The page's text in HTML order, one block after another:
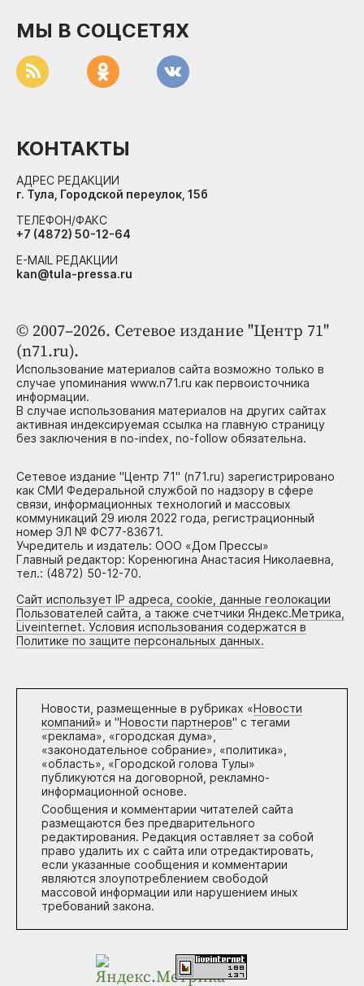
© 2007–2026. Сетевое издание "Центр 71"
(n71.ru).
Использование материалов сайта возможно только в
случае упоминания www.n71.ru как первоисточника
информации.
В случае использования материалов на других сайтах
активная индексируемая ссылка на главную страницу
без заключения в no-index, no-follow обязательна.
Сетевое издание "Центр 71" (n71.ru) зарегистрировано
как СМИ Федеральной службой по надзору в сфере
связи, информационных технологий и массовых
коммуникаций 29 июля 2022 года, регистрационный
номер ЭЛ № ФС77-83671.
Учредитель и издатель: ООО «Дом Прессы»
Главный редактор: Коренюгина Анастасия Николаевна,
тел.: (4872) 50-12-70.
Сайт использует IP адреса, cookie, данные геолокации
Пользователей сайта, а также счетчики Яндекс.Метрика,
Liveinternet. Условия использования содержатся в
Политике по защите персональных данных.
Новости, размещенные в рубриках «Новости
компаний» и "Новости партнеров" с тегами
«реклама», «городская дума»,
«законодательное собрание», «политика»,
«область», «Городской голова Тулы»
публикуются на договорной, рекламно-
информационной основе.
Сообщения и комментарии читателей сайта
размещаются без предварительного
редактирования. Редакция оставляет за собой
право удалить их с сайта или отредактировать,
если указанные сообщения и комментарии
являются злоупотреблением свободой
массовой информации или нарушением иных
требований закона.
МЫ В СОЦСЕТЯХ
КОНТАКТЫ
АДРЕС РЕДАКЦИИ
г. Тула, Городской переулок, 15б
ТЕЛЕФОН/ФАКС
+7 (4872) 50-12-64
E-MAIL РЕДАКЦИИ
kan@tula-pressa.ru